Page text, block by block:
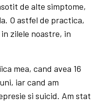
de alte simptome,
O astfel de practica,
zilele noastre, in
mea, cand avea 16
iar cand am
si suicid. Am stat